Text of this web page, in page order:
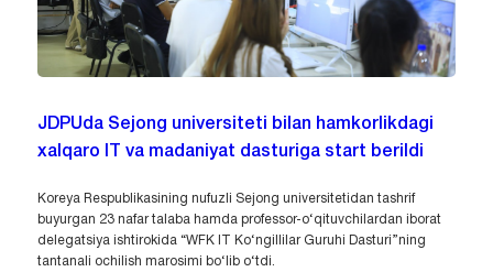
JDPUda Sejong universiteti bilan hamkorlikdagi
xalqaro IT va madaniyat dasturiga start berildi
Koreya Respublikasining nufuzli Sejong universitetidan tashrif
buyurgan 23 nafar talaba hamda professor-o‘qituvchilardan iborat
delegatsiya ishtirokida “WFK IT Ko‘ngillilar Guruhi Dasturi”ning
tantanali ochilish marosimi bo‘lib o‘tdi.